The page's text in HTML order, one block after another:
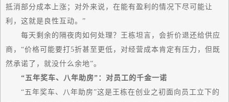
抵消部分成本上涨；对外来说，在能有盈利的情况下尽可能让
利，这就是良性互动。”
每天剩余的隔夜肉如何处理？王栋坦言，会折价退还给供应
商，“价格可能要打5折甚至更低，对经营成本肯定有压力，但既
然承诺了，就没什么余地”。
“五年奖车、八年助房”：对员工的千金一诺
“五年奖车、八年助房”这是王栋在创业之初面向员工立下的